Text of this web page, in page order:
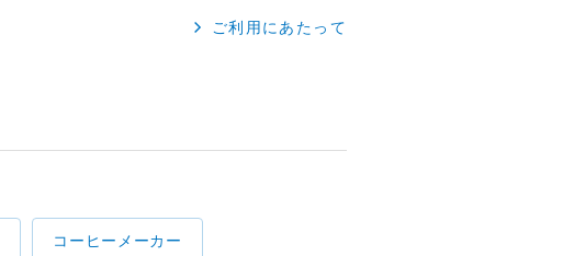
ご利用にあたって
コーヒーメーカー